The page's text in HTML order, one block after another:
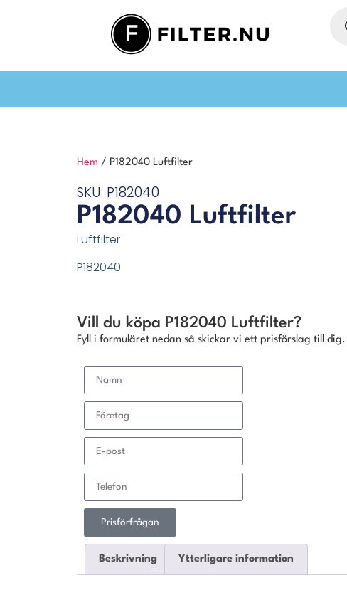
Hem / P182040 Luftfilter
SKU: P182040
P182040 Luftfilter
Luftfilter
P182040
Vill du köpa P182040 Luftfilter?
Fyll i formuläret nedan så skickar vi ett prisförslag till dig.
Prisförfrågan
Beskrivning Ytterligare information